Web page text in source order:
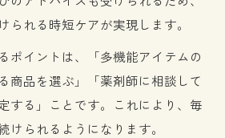
られる時短ケアが実現します。
ポイントは、「多機能アイテムの
商品を選ぶ」「薬剤師に相談して
する」ことです。これにより、毎
けられるようになります。